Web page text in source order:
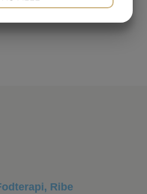
Ribe